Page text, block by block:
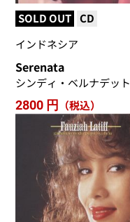
SOLD OUT CD
インドネシア
Serenata
シンディ・ベルナデット
2800 円 （税込）